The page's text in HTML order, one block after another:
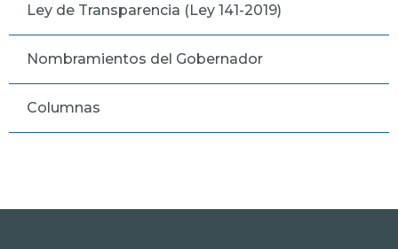
Ley de Transparencia (Ley 141-2019)
Nombramientos del Gobernador
Columnas